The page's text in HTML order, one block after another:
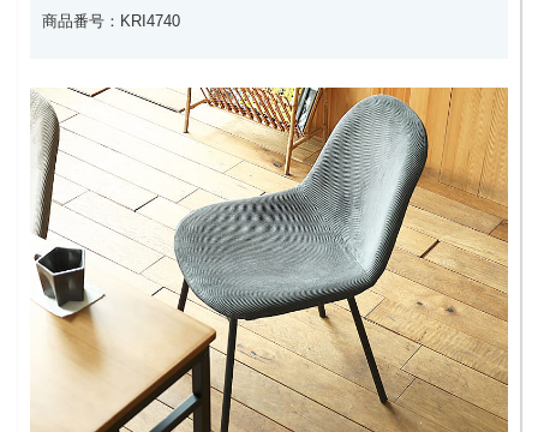
商品番号：KRI4740